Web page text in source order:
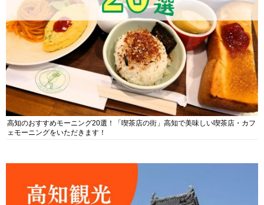
高知のおすすめモーニング20選！「喫茶店の街」高知で美味しい喫茶店・カフ
ェモーニングをいただきます！